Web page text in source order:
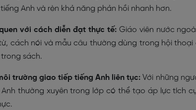
Anh và rèn khả năng phản hồi nhanh hơn.
với cách diễn đạt thực tế:Giáo viên nước
cách nói và mẫu câu thường dùng trong hội
sách.
trường giao tiếp tiếng Anh liên tục: Với những
thường xuyên trong lớp có thể tạo áp lực tích